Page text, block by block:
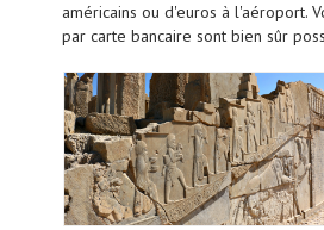
américains ou d'euros à l'aéroport.
par carte bancaire sont bien sûr